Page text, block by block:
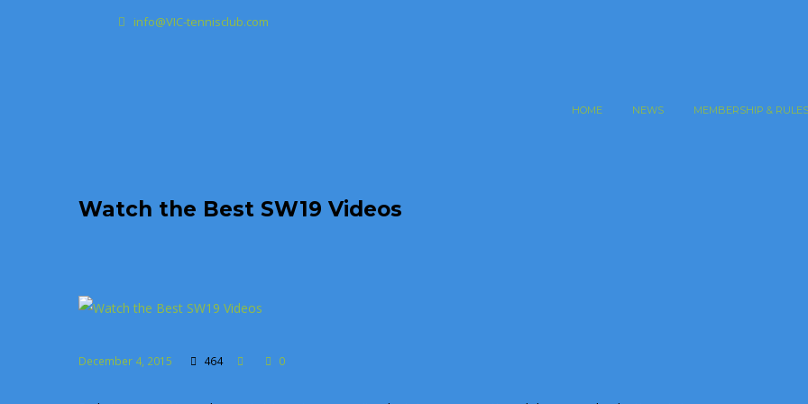
info@VIC-tennisclub.com
HOME NEWS MEMBERSHIP & RULES
Watch the Best SW19 Videos
December 4, 2015 464 0